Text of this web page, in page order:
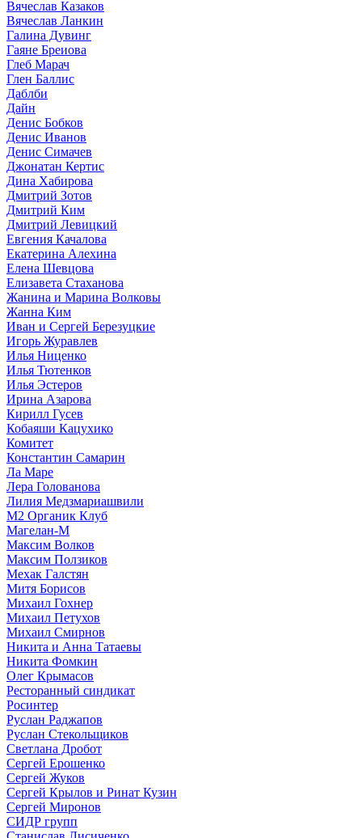
Вячеслав Казаков
Вячеслав Ланкин
Галина Дувинг
Гаяне Бреиова
Глеб Марач
Глен Баллис
Даблби
Дайн
Денис Бобков
Денис Иванов
Денис Симачев
Джонатан Кертис
Дина Хабирова
Дмитрий Зотов
Дмитрий Ким
Дмитрий Левицкий
Евгения Качалова
Екатерина Алехина
Елена Шевцова
Елизавета Стаханова
Жанина и Марина Волковы
Жанна Ким
Иван и Сергей Березуцкие
Игорь Журавлев
Илья Ниценко
Илья Тютенков
Илья Эстеров
Ирина Азарова
Кирилл Гусев
Кобаяши Кацухико
Комитет
Константин Самарин
Ла Маре
Лера Голованова
Лилия Медзмариашвили
М2 Органик Клуб
Магелан-М
Максим Волков
Максим Ползиков
Мехак Галстян
Митя Борисов
Михаил Гохнер
Михаил Петухов
Михаил Смирнов
Никита и Анна Татаевы
Никита Фомкин
Олег Крымасов
Ресторанный синдикат
Росинтер
Руслан Раджапов
Руслан Стекольщиков
Светлана Дробот
Сергей Ерошенко
Сергей Жуков
Сергей Крылов и Ринат Кузин
Сергей Миронов
СИДР групп